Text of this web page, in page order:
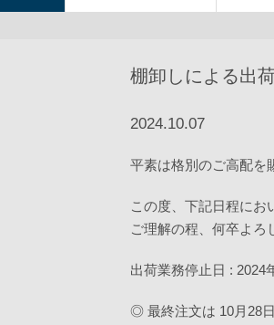
棚卸しによる出
2024.10.07
平素は格別のご高配を
この度、下記日程にお
ご理解の程、何卒よろ
出荷業務停止日 : 2024
◎ 最終注文は 10月28